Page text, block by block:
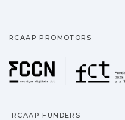
RCAAP PROMOTORS
RCAAP FUNDERS